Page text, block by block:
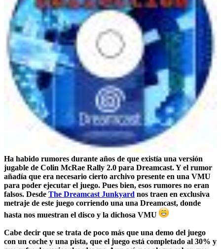
Ha habido rumores durante años de que existía una versión
jugable de Colin McRae Rally 2.0 para Dreamcast. Y el rumor
añadía que era necesario cierto archivo presente en una VMU
para poder ejecutar el juego. Pues bien, esos rumores no eran
falsos. Desde The Dreamcast Junkyard nos traen en exclusiva
metraje de este juego corriendo una una Dreamcast, donde
hasta nos muestran el disco y la dichosa VMU
Cabe decir que se trata de poco más que una demo del juego
con un coche y una pista, que el juego está completado al 30% y